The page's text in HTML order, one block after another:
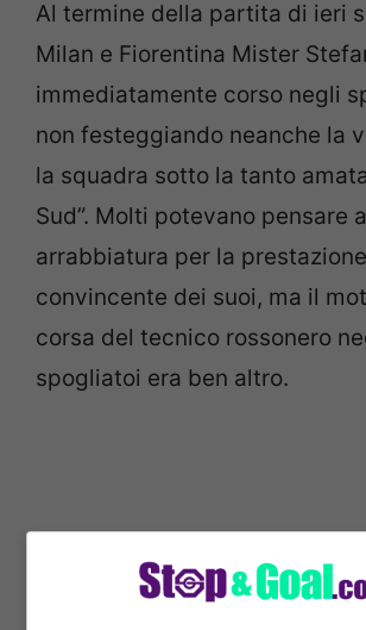
Al termine della partita di ieri
Milan e Fiorentina Mister
immediatamente corso negli
non festeggiando neanche la
la squadra sotto la tanto
Sud”. Molti potevano pensare
arrabbiatura per la
convincente dei suoi, ma il
corsa del tecnico rossonero
spogliatoi era ben altro.